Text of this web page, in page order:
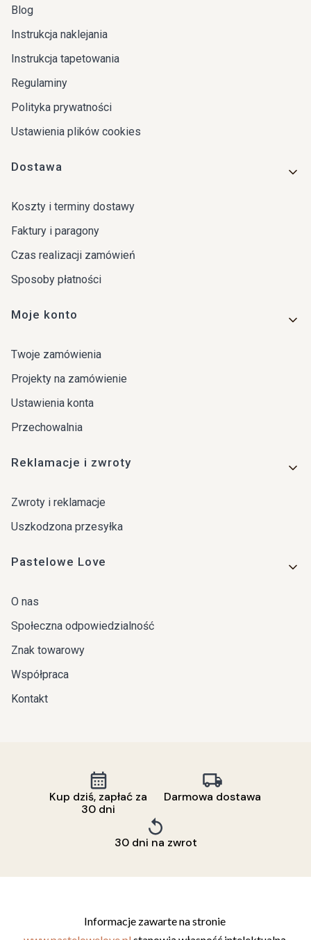
Blog
Instrukcja naklejania
Instrukcja tapetowania
Regulaminy
Polityka prywatności
Ustawienia plików cookies
Dostawa
Koszty i terminy dostawy
Faktury i paragony
Czas realizacji zamówień
Sposoby płatności
Moje konto
Twoje zamówienia
Projekty na zamówienie
Ustawienia konta
Przechowalnia
Reklamacje i zwroty
Zwroty i reklamacje
Uszkodzona przesyłka
Pastelowe Love
O nas
Społeczna odpowiedzialność
Znak towarowy
Współpraca
Kontakt
Kup dziś, zapłać za
30 dni
Darmowa dostawa
30 dni na zwrot
Informacje zawarte na stronie